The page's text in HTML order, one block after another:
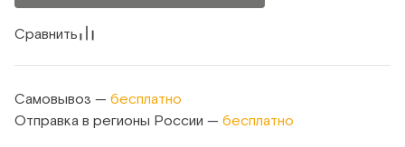
Сравнить
Самовывоз — бесплатно
Отправка в регионы России — бесплатно